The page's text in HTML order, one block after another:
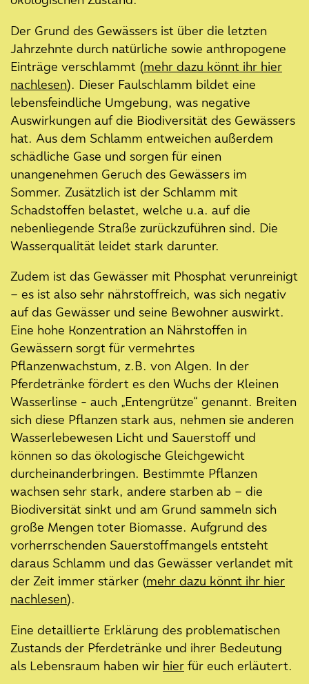
Ergebnisse der Bürger*innen-
Beteiligung
23. August 2024
Entengrütze auf der Pferdetränke
wird entfernt
13. August 2024
Teichinseln und eine naturnahe
Uferbepflanzung für die
Pferdetränke – Interview mit Prof.
Dr. Dirk Albach
06. Mai 2024
Baumschenkungen für
Schlossgarten und Eversten Holz
18. April 2024
Entschlammung der Pferdetränke
fertiggestellt
27. März 2024
Beteiligung der Universität
Oldenburg am Projekt Klimaoasen
Oldenburg – Interview mit Prof.
Dr. Dirk Albach
18. März 2024
Aktuelle Baustellen-Infos:
Pferdetränke
15. März 2024
Mehr Buschwindröschen für das
Eversten Holz
12. Februar 2024
Funde aus der Pferdetränke:
Materielle Kultur der letzten 200
Jahre – zwischen Müll und
kulturellem Zeugnis
07. Februar 2024
Jahresrückblick 2023
Der Grund des Gewässers ist über die letzten
Jahrzehnte durch natürliche sowie anthropogene
Einträge verschlammt (mehr dazu könnt ihr hier
nachlesen). Dieser Faulschlamm bildet eine
lebensfeindliche Umgebung, was negative
Auswirkungen auf die Biodiversität des Gewässers
hat. Aus dem Schlamm entweichen außerdem
schädliche Gase und sorgen für einen
unangenehmen Geruch des Gewässers im
Sommer. Zusätzlich ist der Schlamm mit
Schadstoffen belastet, welche u.a. auf die
nebenliegende Straße zurückzuführen sind. Die
Wasserqualität leidet stark darunter.
Zudem ist das Gewässer mit Phosphat verunreinigt
– es ist also sehr nährstoffreich, was sich negativ
auf das Gewässer und seine Bewohner auswirkt.
Eine hohe Konzentration an Nährstoffen in
Gewässern sorgt für vermehrtes
Pflanzenwachstum, z.B. von Algen. In der
Pferdetränke fördert es den Wuchs der Kleinen
Wasserlinse - auch „Entengrütze“ genannt. Breiten
sich diese Pflanzen stark aus, nehmen sie anderen
Wasserlebewesen Licht und Sauerstoff und
können so das ökologische Gleichgewicht
durcheinanderbringen. Bestimmte Pflanzen
wachsen sehr stark, andere starben ab – die
Biodiversität sinkt und am Grund sammeln sich
große Mengen toter Biomasse. Aufgrund des
vorherrschenden Sauerstoffmangels entsteht
daraus Schlamm und das Gewässer verlandet mit
der Zeit immer stärker (mehr dazu könnt ihr hier
nachlesen).
Eine detaillierte Erklärung des problematischen
Zustands der Pferdetränke und ihrer Bedeutung
als Lebensraum haben wir hierfür euch erläutert.